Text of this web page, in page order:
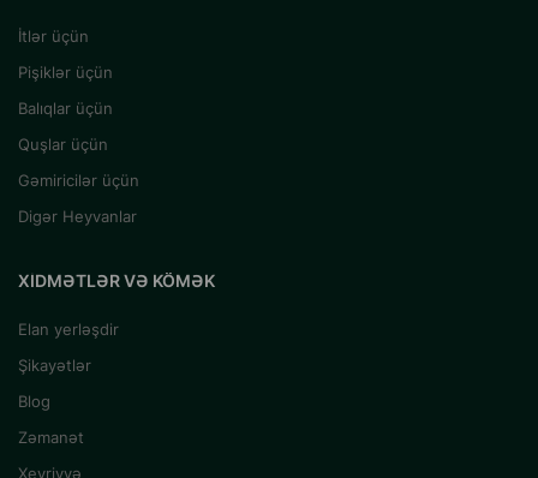
İtlər üçün
Pişiklər üçün
Balıqlar üçün
Quşlar üçün
Gəmiricilər üçün
Digər Heyvanlar
XIDMƏTLƏR VƏ KÖMƏK
Elan yerləşdir
Şikayətlər
Blog
Zəmanət
Xeyriyyə